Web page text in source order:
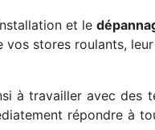
et le
stores roulants,
à travailler avec des
répondre à